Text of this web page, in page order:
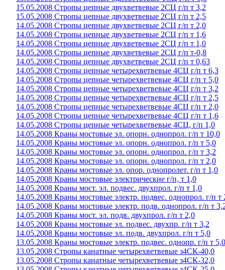
15.05.2008 Стропы цепные двухветвевые 2СЦ г/п т 3,2
15.05.2008 Стропы цепные двухветвевые 2СЦ г/п т 2,5
14.05.2008 Стропы цепные двухветвевые 2СЦ г/п т 2,0
14.05.2008 Стропы цепные двухветвевые 2СЦ г/п т 1,6
14.05.2008 Стропы цепные двухветвевые 2СЦ г/п т 1,0
14.05.2008 Стропы цепные двухветвевые 2СЦ г/п т-0,8
14.05.2008 Стропы цепные двухветвевые 2СЦ г/п т 0,63
14.05.2008 Стропы цепные четырехветвевые 4СЦ г/п т 6,3
14.05.2008 Стропы цепные четырехветвевые 4СЦ г/п т 5,0
14.05.2008 Стропы цепные четырехветвевые 4СЦ г/п т 3,2
14.05.2008 Стропы цепные четырехветвевые 4СЦ г/п т 2,5
14.05.2008 Стропы цепные четырехветвевые 4СЦ г/п т 2,0
14.05.2008 Стропы цепные четырехветвевые 4СЦ г/п т 1,6
14.05.2008 Стропы цепные четырехветвевые 4СЦ, г/п 1,0
14.05.2008 Краны мостовые эл. опорн. однопрол. г/п т 10,0
14.05.2008 Краны мостовые эл. опорн. однопрол. г/п т 5,0
14.05.2008 Краны мостовые эл. опорн. однопрол. г/п т 3,2
14.05.2008 Краны мостовые эл. опорн. однопрол. г/п т 2,0
14.05.2008 Краны мостовые эл. опор. однопролет. г/п т 1,0
14.05.2008 Краны мостовые электрические г/п, т 1,0
14.05.2008 Краны мост. эл. подвес. двухпрол. г/п т 1,0
14.05.2008 Краны мостовые электр. подвес. однопрол. г/п т
14.05.2008 Краны мостовые электр. подв. однопрол. г/п т
14.05.2008 Краны мост. эл. подв. двухпрол. г/п т 2,0
14.05.2008 Краны мостовые эл. подвес. двухпр. г/п т 3,2
14.05.2008 Краны мостовые эл. подв. двухпрол. г/п т 5,0
13.05.2008 Краны мостовые электр. подвес. однопр. г/п т 5,0
13.05.2008 Стропы канатные четырехветвевые з4СК-40,0
13.05.2008 Стропы канатные четырехветвевые з4СК-32,0